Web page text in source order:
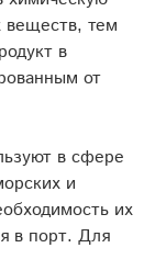
веществ, тем
в
от
в сфере
и
их
в порт. Для